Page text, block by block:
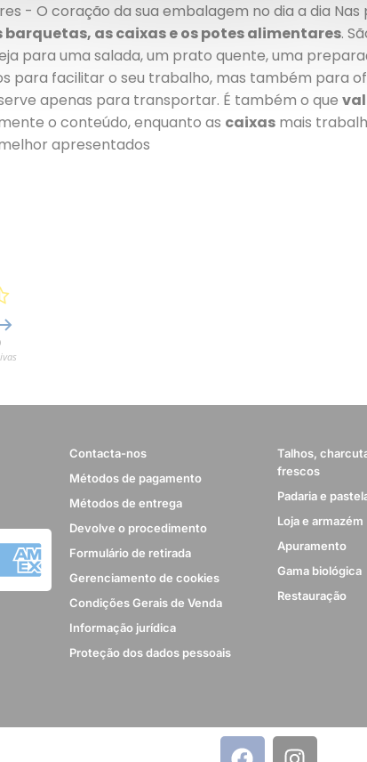
- O coração da sua embalagem no dia a dia
barquetas, as caixas e os potes alimentares.
para uma salada, um prato quente, uma
para facilitar o seu trabalho, mas também para
apenas para transportar. É também o que
o conteúdo, enquanto as caixas mais
apresentados
Contacta-nos
Métodos de pagamento
Métodos de entrega
Devolve o procedimento
Formulário de retirada
Gerenciamento de cookies
Condições Gerais de Venda
Informação jurídica
Proteção dos dados pessoais
Talhos,
frescos
Padaria e
Loja e armazém
Apuramento
Gama biológica
Restauração